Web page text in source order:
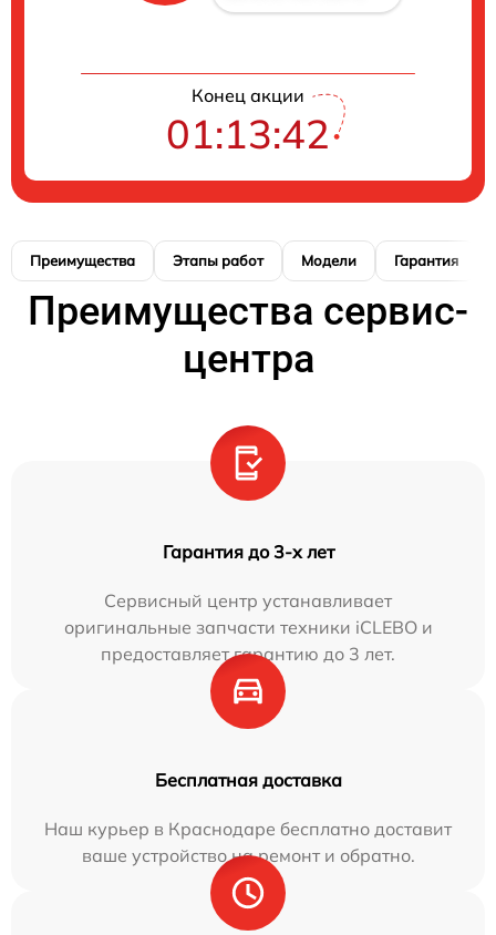
Конец акции
01:13:41
Преимущества Этапы работ Модели Гарантия
Преимущества сервис-
центра
Гарантия до 3-х лет
Сервисный центр устанавливает
оригинальные запчасти техники iCLEBO и
предоставляет гарантию до 3 лет.
Бесплатная доставка
Наш курьер в Краснодаре бесплатно доставит
ваше устройство на ремонт и обратно.